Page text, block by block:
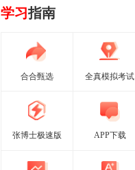
学习指南
合合甄选 全真模拟考试
张博士极速版 APP下载